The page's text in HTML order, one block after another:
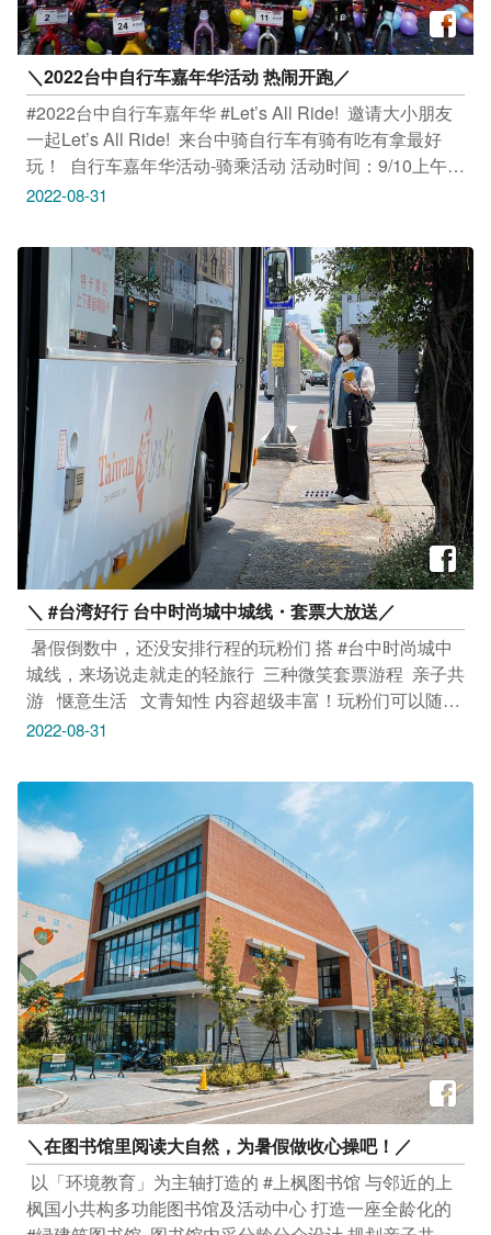
＼2022台中自行车嘉年华活动 热闹开跑／​
#2022台中自行车嘉年华 #Let’s All Ride!​ ​ 邀请大小朋友
一起Let’s All Ride! ​ 来台中骑自行车有骑有吃有拿最好
玩！​ ​ 自行车嘉年华活动-骑乘活动​ 活动时间：9/10上午
9:00至上午11:00​ 骑乘路线：东势客家文化园区→东丰自
里马场(14.8KM)​ 完骑送好礼：​ 好礼一 活动联名款 抗暑
降温组合包(限量500份)​ 好礼二 欢乐大摸彩抽奖券乙张​
报名连结：
https://www.accupass.com/event/
​ 自行车嘉年华活动​ 活动时间：9/10上午10:00至上午
17:00​ 活动地点：后里马场停车场旁广场​ 舞台表演-南方
二重唱、王瑞瑜、于台烟、施孝荣、月亮姊姊&星星哥
哥、香蕉哥哥&草莓姊姊、小男孩乐团、鹿喜、咖哩玩剧
团、单车竞技表演、魔术亲子表演等精彩节目​ 自行车产
业市集​ 欢乐大摸彩​ 胖卡轻食区​ ​ 自行车寻宝活动​ 活动时
间：8/20至9/10​ 『自行车六大严选路线集章换优惠限量
活动联名奖品欢乐大摸彩』​ 完成任务送好礼：​ 好礼一 质
感皮革收纳组(限量800份，依9/10报到顺序前800名者)​
好礼二 欢乐大摸彩抽奖券乙张​ ​ 单车小镇旅行​ 【东丰绿色
走廊、光复新村、自行车探索馆二日游】​ “
https://trip.settour.com.tw/taiwan/product/GRT0000004734
”​ ​ 【东丰绿色走廊、东势客家文化园区、自行车探索馆二
日游】​ ”
https://trip.settour.com.tw/taiwan/product/GRT0000004736
“​ ​ 【东丰绿色走廊、自行车VR探索馆、道禾六艺馆二日
https://trip.settour.com.tw/taiwan/product/GRT0000004380
”​ ​ 「2022台中自行车嘉年华」详细活动内容请搜寻台中
观光旅游网：https://travel.taichung.gov.tw/zh-
tw/event/activitydetail/7518 ​ ​ 名额有限"Ride" now️手刀上
网报名！​ _________________​ #安心旅游首选台中​ #勤
洗手 #戴口罩
2022-08-31
＼ #台湾好行 台中时尚城中城线・套票大放送／​
​ 暑假倒数中，还没安排行程的玩粉们​ 搭 #台中时尚城中
城线，来场说走就走的轻旅行​ ​ 三种微笑套票游程 ​ 亲子共
游 ​ ​ 惬意生活 ​ ​ 文青知性​ 内容超级丰富！玩粉们可以随心
所欲​ ​ 童趣玩乐之旅​ 套票内容：交通一次券4张、科博馆
容：交通一次券3张、台中公园湖心亭划船乙次、全安堂
太阳饼三个​ ​ 文创知性之旅​ 套票内容：交通一次券3张、
幻觉博物馆门票一张、审计新村点心兑换券​ ​ 贩售地点​ 实
体：全航客运成功路站04-2225-7208(400台中市中区建
国路171号)​ 线上：➊ 易游网 ​ ​ ➋ Klook客路 ​ ➌ 全家
FamiPort​ ​ 最後...怎麽可以少了给支持我们的玩粉福利
呢！​ 有一组 「惬意生活之旅」套票要抽出 ​ 动动手，到留
言里看活动办法 ​ ​ 玩粉们想知道更多台湾好行-11台中时
尚城中城线及微笑套票使用讯息，请上台中观光旅游网查
询：https://reurl.cc/VEKO45​ ​ ＿＿＿＿＿＿＿＿＿​ #安心
旅游首选台中​ #勤洗手 #戴口罩
2022-08-31
＼在图书馆里阅读大自然，为暑假做收心操吧！／​
​ 以「环境教育」为主轴打造的 #上枫图书馆​ 与邻近的上
枫国小共构多功能图书馆及活动中心​ 打造一座全龄化的